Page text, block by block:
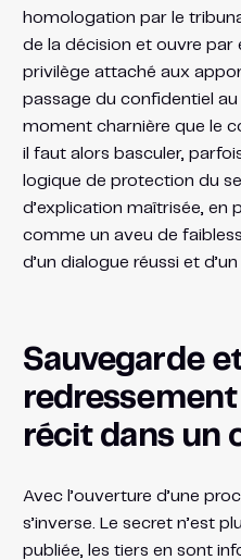
homologation par le
de la décision et ouvre par
privilège attaché aux
passage du confidentiel
moment charnière que le
il faut alors basculer,
logique de protection du
d’explication maîtrisée, en
comme un aveu de
d’un dialogue réussi et
Sauvegarde
récit dans un
Avec l’ouverture d’une
s’inverse. Le secret n’est
publiée, les tiers en sont